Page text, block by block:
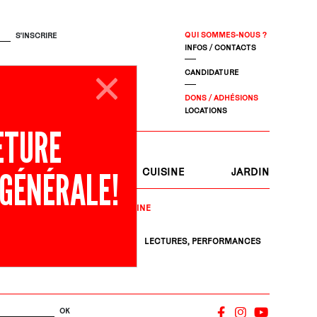
QUI SOMMES-NOUS ?
INFOS / CONTACTS
CANDIDATURE
DONS / ADHÉSIONS
LOCATIONS
JOURNAL CUISINE JARDIN
DISCIPLINE
LECTURES, PERFORMANCES
OK